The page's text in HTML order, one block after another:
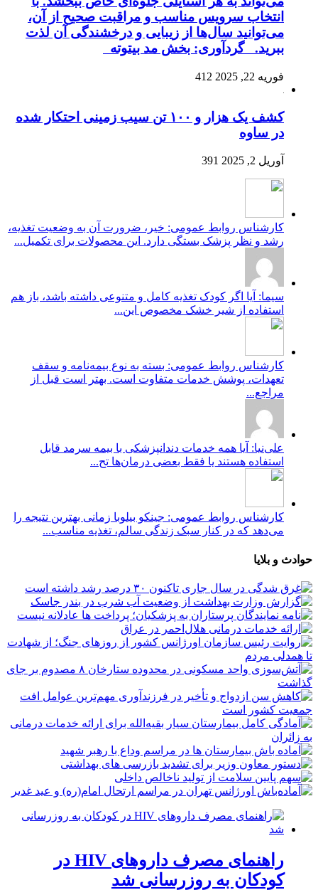
انتخاب سرویس مناسب و مراقبت صحیح از آن،
می‌توانید سال‌ها از زیبایی و درخشندگی آن لذت
ببرید. گردآوری: بخش مد بیتوته
فوریه 22, 2025 412
کشف یک هزار و ۱۰۰ تن سیب زمینی احتکار شده
در ساوه
آوریل 2, 2025 391
کارشناس روابط عمومی: خیر، ضرورت آن به وضعیت تغذیه،
رشد و نظر پزشک بستگی دارد. این محصولات برای تکمیل...
سیما: آیا اگر کودک تغذیه کامل و متنوعی داشته باشد، باز هم
استفاده از شیر خشک مخصوص این...
کارشناس روابط عمومی: بسته به نوع بیمه‌نامه و سقف
تعهدات، پوشش خدمات متفاوت است. بهتر است قبل از
مراجع...
علی‌نیا: آیا همه خدمات دندانپزشکی با بیمه سرمد قابل
استفاده هستند یا فقط بعضی درمان‌ها تح...
کارشناس روابط عمومی: جینکو بیلوبا زمانی بهترین نتیجه را
می‌دهد که در کنار سبک زندگی سالم، تغذیه مناسب...
حوادث و بلایا
راهنمای مصرف داروهای HIV در
کودکان به روزرسانی شد